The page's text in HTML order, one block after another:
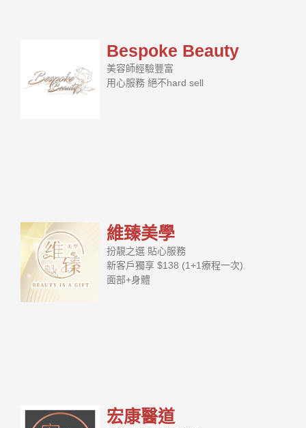
Bespoke Beauty
美容師經驗豐富
用心服務 絕不hard sell
維臻美學
扮靚之選 貼心服務
新客戶獨享 $138 (1+1療程一次)
面部+身體
宏康醫道